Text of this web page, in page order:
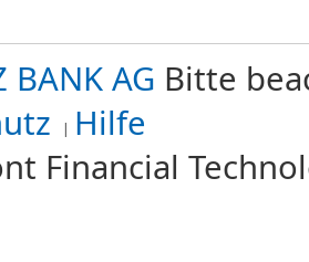
BANK AG Bitte
Hilfe
Financial